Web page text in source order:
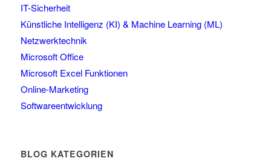
IT-Sicherheit
Künstliche Intelligenz (KI) & Machine Learning (ML)
Netzwerktechnik
Microsoft Office
Microsoft Excel Funktionen
Online-Marketing
Softwareentwicklung
BLOG KATEGORIEN